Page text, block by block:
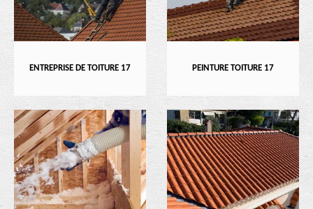
ENTREPRISE DE TOITURE 17 PEINTURE TOITURE 17